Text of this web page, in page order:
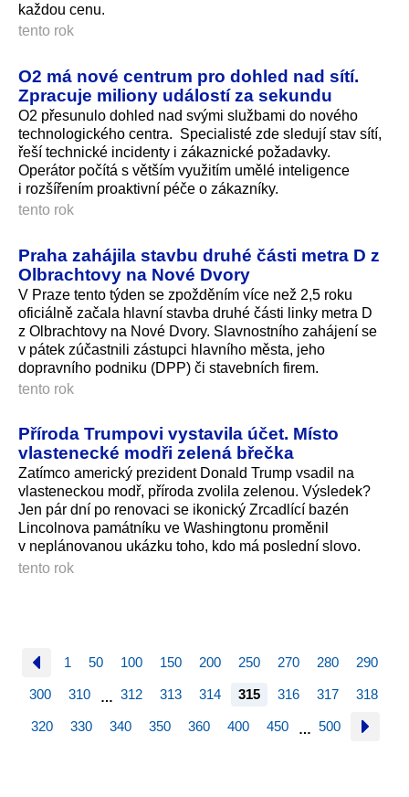
každou cenu.
tento rok
O2 má nové centrum pro dohled nad sítí.
Zpracuje miliony událostí za sekundu
O2 přesunulo dohled nad svými službami do nového
technologického centra. Specialisté zde sledují stav sítí,
řeší technické incidenty i zákaznické požadavky.
Operátor počítá s větším využitím umělé inteligence
i rozšířením proaktivní péče o zákazníky.
tento rok
Praha zahájila stavbu druhé části metra D z
Olbrachtovy na Nové Dvory
V Praze tento týden se zpožděním více než 2,5 roku
oficiálně začala hlavní stavba druhé části linky metra D
z Olbrachtovy na Nové Dvory. Slavnostního zahájení se
v pátek zúčastnili zástupci hlavního města, jeho
dopravního podniku (DPP) či stavebních firem.
tento rok
Příroda Trumpovi vystavila účet. Místo
vlastenecké modři zelená břečka
Zatímco americký prezident Donald Trump vsadil na
vlasteneckou modř, příroda zvolila zelenou. Výsledek?
Jen pár dní po renovaci se ikonický Zrcadlící bazén
Lincolnova památníku ve Washingtonu proměnil
v neplánovanou ukázku toho, kdo má poslední slovo.
tento rok
1 50 100 150 200 250 270 280 290
300 310 … 312 313 314 315 316 317 318
320 330 340 350 360 400 450 … 500